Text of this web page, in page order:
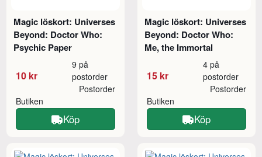
Magic löskort: Universes
Beyond: Doctor Who:
Psychic Paper
10 kr
9 på
postorder
Butiken
Postorder
Köp
Magic löskort: Universes
Beyond: Doctor Who:
Me, the Immortal
15 kr
4 på
postorder
Butiken
Postorder
Köp